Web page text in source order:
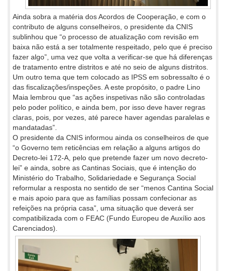
Ainda sobra a matéria dos Acordos de Cooperação, e com o
contributo de alguns conselheiros, o presidente da CNIS
sublinhou que “o processo de atualização com revisão em
baixa não está a ser totalmente respeitado, pelo que é preciso
fazer algo”, uma vez que volta a verificar-se que há diferenças
de tratamento entre distritos e até no seio de alguns distritos.
Um outro tema que tem colocado as IPSS em sobressalto é o
das fiscalizações/inspeções. A este propósito, o padre Lino
Maia lembrou que “as ações inspetivas não são controladas
pelo poder político, e ainda bem, por isso deve haver regras
claras, pois, por vezes, até parece haver agendas paralelas e
mandatadas”.
O presidente da CNIS informou ainda os conselheiros de que
“o Governo tem reticências em relação a alguns artigos do
Decreto-lei 172-A, pelo que pretende fazer um novo decreto-
lei” e ainda, sobre as Cantinas Sociais, que é intenção do
Ministério do Trabalho, Solidariedade e Segurança Social
reformular a resposta no sentido de ser “menos Cantina Social
e mais apoio para que as famílias possam confecionar as
refeições na própria casa”, uma situação que deverá ser
compatibilizada com o FEAC (Fundo Europeu de Auxílio aos
Carenciados).